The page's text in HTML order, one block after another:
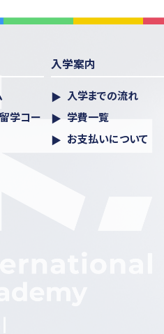
学コー
入学案内
入学までの流れ
学費一覧
お支払いについて